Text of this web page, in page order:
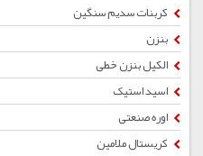
کربنات سدیم سنگین
بنزن
الکیل بنزن خطی
اسید استیک
اوره صنعتی
کریستال ملامین